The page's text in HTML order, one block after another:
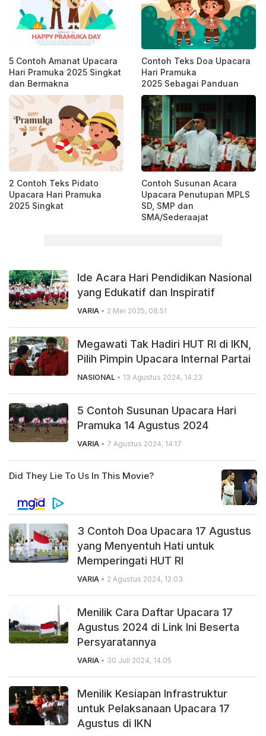
5 Contoh Amanat Upacara
Hari Pramuka 2025 Singkat
dan Bermakna
Contoh Teks Doa Upacara
Hari Pramuka
2025 Sebagai Panduan
2 Contoh Teks Pidato
Upacara Hari Pramuka
2025 Singkat
Contoh Susunan Acara
Upacara Penutupan MPLS
SD, SMP dan
SMA/Sederaajat
Ide Acara Hari Pendidikan Nasional
yang Edukatif dan Inspiratif
VARIA • 2 Mei 2025, 08.51
Megawati Tak Hadiri HUT RI di IKN,
Pilih Pimpin Upacara Internal Partai
NASIONAL • 13 Agustus 2024, 14.23
5 Contoh Susunan Upacara Hari
Pramuka 14 Agustus 2024
VARIA • 7 Agustus 2024, 14.17
3 Contoh Doa Upacara 17 Agustus
yang Menyentuh Hati untuk
Memperingati HUT RI
VARIA • 2 Agustus 2024, 12.03
Menilik Cara Daftar Upacara 17
Agustus 2024 di Link Ini Beserta
Persyaratannya
VARIA • 30 Juli 2024, 14.05
Menilik Kesiapan Infrastruktur
untuk Pelaksanaan Upacara 17
Agustus di IKN